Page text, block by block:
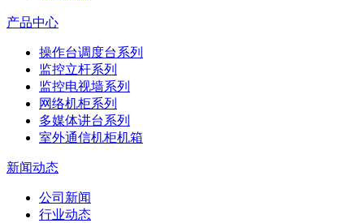
产品中心
操作台调度台系列
监控立杆系列
监控电视墙系列
网络机柜系列
多媒体讲台系列
室外通信机柜机箱
新闻动态
公司新闻
行业动态